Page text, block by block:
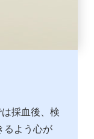
採血後、検
るよう心が